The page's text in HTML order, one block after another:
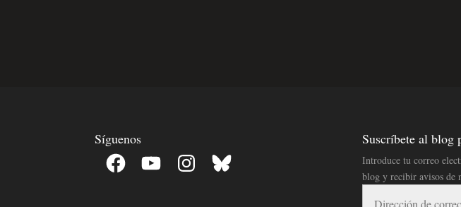
Síguenos
FacebookYouTube InstagramBluesky
Suscríbete al blog
Introduce tu correo
blog y recibir avisos de